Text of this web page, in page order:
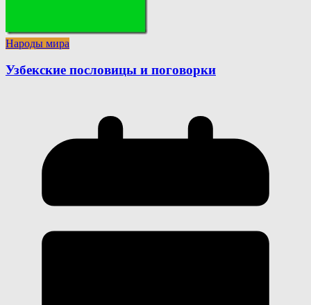
Народы мира
Узбекские пословицы и поговорки